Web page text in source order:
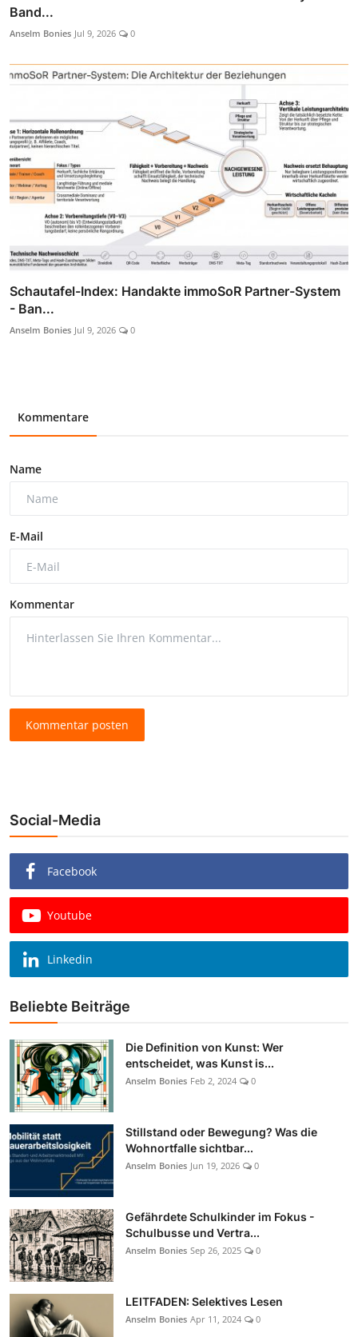
Band...
Anselm Bonies Jul 9, 2026 0
Schautafel-Index: Handakte immoSoR Partner-System
- Ban...
Anselm Bonies Jul 9, 2026 0
Kommentare
Name
E-Mail
Kommentar
Kommentar posten
Social-Media
Facebook
Youtube
Linkedin
Beliebte Beiträge
Die Definition von Kunst: Wer
entscheidet, was Kunst is...
Anselm Bonies Feb 2, 2024 0
Stillstand oder Bewegung? Was die
Wohnortfalle sichtbar...
Anselm Bonies Jun 19, 2026 0
Gefährdete Schulkinder im Fokus -
Schulbusse und Vertra...
Anselm Bonies Sep 26, 2025 0
LEITFADEN: Selektives Lesen
Anselm Bonies Apr 11, 2024 0